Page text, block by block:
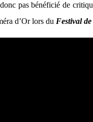
pas bénéficié de
d’Or lors du Festival